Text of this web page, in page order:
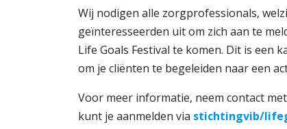
Wij nodigen alle zorgprofessionals,
geïnteresseerden uit om zich aan te
Life Goals Festival te komen. Dit is een
om je cliënten te begeleiden naar een
Voor meer informatie, neem contact
kunt je aanmelden via stichtingvib/